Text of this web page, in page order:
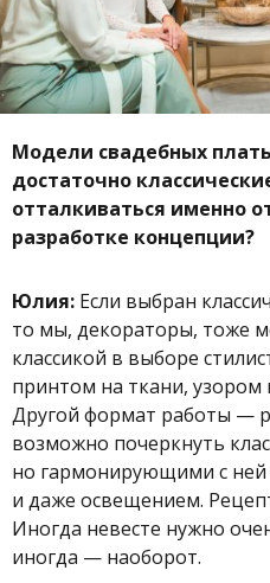
Модели свадебных
достаточно
отталкиваться именно
разработке концепции?
Юлия: Если выбран
то мы, декораторы, тоже
классикой в выборе
принтом на ткани,
Другой формат работы —
возможно почеркнуть
но гармонирующими с
и даже освещением.
Иногда невесте нужно
иногда — наоборот.